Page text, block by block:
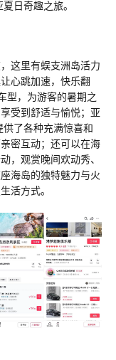
日奇趣之旅。
这里有蜈支洲岛活力
心跳加速，快乐翻
型，为游客的暑期之
受到舒适与愉悦；亚
了各种充满惊喜和
密互动；还可以在海
，观赏晚间欢动秀、
海岛的独特魅力与火
活方式。